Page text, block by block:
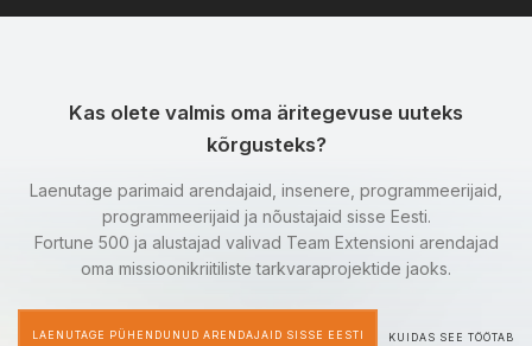
Kas olete valmis oma äritegevuse uuteks
kõrgusteks?
Laenutage parimaid arendajaid, insenere, programmeerijaid,
programmeerijaid ja nõustajaid sisse Eesti.
Fortune 500 ja alustajad valivad Team Extensioni arendajad
oma missioonikriitiliste tarkvaraprojektide jaoks.
LAENUTAGE PÜHENDUNUD ARENDAJAID SISSE EESTI KUIDAS SEE TÖÖTAB